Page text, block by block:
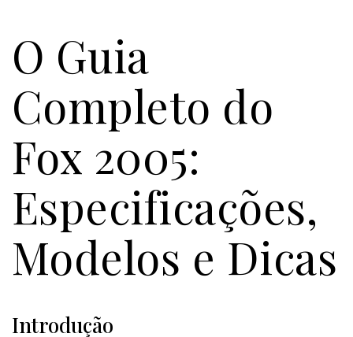
O Guia
Completo do
Fox 2005:
Especificações,
Modelos e Dicas
Introdução